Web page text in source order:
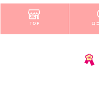
TOP 口